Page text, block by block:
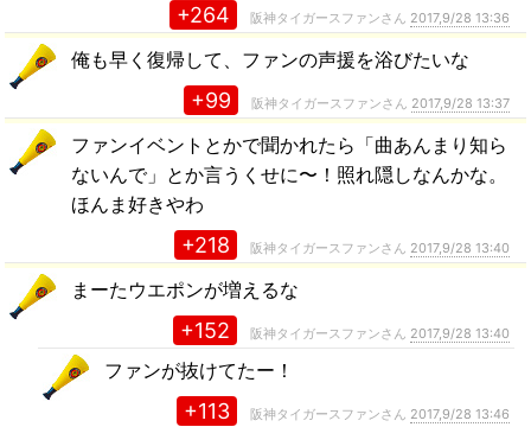
+264 阪神タイガースファンさん 2017,9/28 13:36
俺も早く復帰して、ファンの声援を浴びたいな
+99 阪神タイガースファンさん 2017,9/28 13:37
ファンイベントとかで聞かれたら「曲あんまり知ら
ないんで」とか言うくせに〜！照れ隠しなんかな。
ほんま好きやわ
+218 阪神タイガースファンさん 2017,9/28 13:40
まーたウエポンが増えるな
+152 阪神タイガースファンさん 2017,9/28 13:40
ファンが抜けてたー！
+113 阪神タイガースファンさん 2017,9/28 13:46